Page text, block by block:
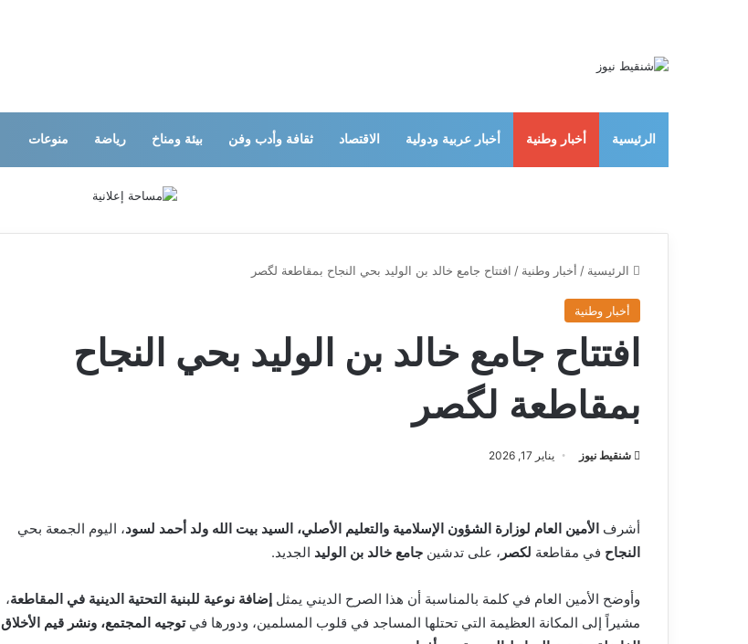
الرئيسية أخبار وطنية أخبار عربية ودولية الاقتصاد ثقافة وأدب وفن بيئة ومناخ رياضة منوعات
الرئيسية / أخبار وطنية / افتتاح جامع خالد بن الوليد بحي النجاح بمقاطعة لگصر
أخبار وطنية
افتتاح جامع خالد بن الوليد بحي النجاح
بمقاطعة لگصر
شنقيط نيوز يناير 17, 2026
أشرف الأمين العام لوزارة الشؤون الإسلامية والتعليم الأصلي، السيد بيت الله ولد أحمد لسود، اليوم الجمعة بحي
النجاح في مقاطعة لكصر ، على تدشين جامع خالد بن الوليد الجديد.
وأوضح الأمين العام في كلمة بالمناسبة أن هذا الصرح الديني يمثل إضافة نوعية للبنية التحتية الدينية في المقاطعة،
مشيراً إلى المكانة العظيمة التي تحتلها المساجد في قلوب المسلمين، ودورها فيتوجيه المجتمع، ونشر قيم الأخلاق